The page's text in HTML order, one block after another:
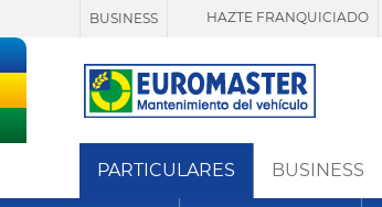
BUSINESS HAZTE FRANQUICIADO
PARTICULARES BUSINESS